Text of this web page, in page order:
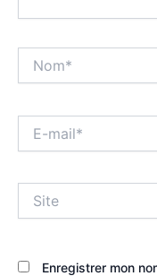
mail*
Enregistrer mon